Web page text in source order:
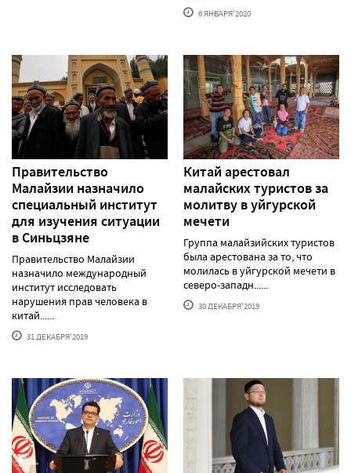
6 ЯНВАРЯ'2020
Правительство
Малайзии назначило
специальный институт
для изучения ситуации
в Синьцзяне
Правительство Малайзии
назначило международный
институт исследовать
нарушения прав человека в
китай......
31 ДЕКАБРЯ'2019
Китай арестовал
малайских туристов за
молитву в уйгурской
мечети
Группа малайзийских туристов
была арестована за то, что
молилась в уйгурской мечети в
северо-западн......
30 ДЕКАБРЯ'2019